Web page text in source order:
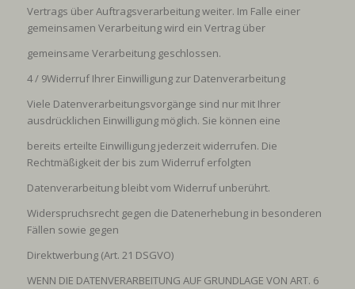
Vertrags über Auftragsverarbeitung weiter. Im Falle einer
gemeinsamen Verarbeitung wird ein Vertrag über
gemeinsame Verarbeitung geschlossen.
4 / 9Widerruf Ihrer Einwilligung zur Datenverarbeitung
Viele Datenverarbeitungsvorgänge sind nur mit Ihrer
ausdrücklichen Einwilligung möglich. Sie können eine
bereits erteilte Einwilligung jederzeit widerrufen. Die
Rechtmäßigkeit der bis zum Widerruf erfolgten
Datenverarbeitung bleibt vom Widerruf unberührt.
Widerspruchsrecht gegen die Datenerhebung in besonderen
Fällen sowie gegen
Direktwerbung (Art. 21 DSGVO)
WENN DIE DATENVERARBEITUNG AUF GRUNDLAGE VON ART. 6